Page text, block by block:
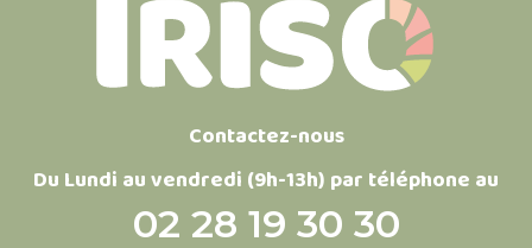
Contactez-nous
Du Lundi au vendredi (9h-13h) par téléphone au
02 28 19 30 30